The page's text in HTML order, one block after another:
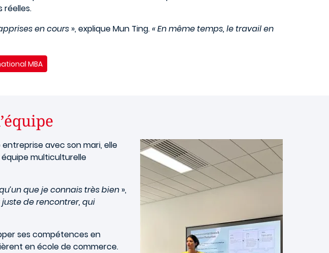
réelles.
en cours », explique Mun Ting.« En même temps, le travail en
MBA
Image
avec son mari, elle
multiculturelle
que je connais très bien »,
de rencontrer, qui
ses compétences en
en école de commerce.